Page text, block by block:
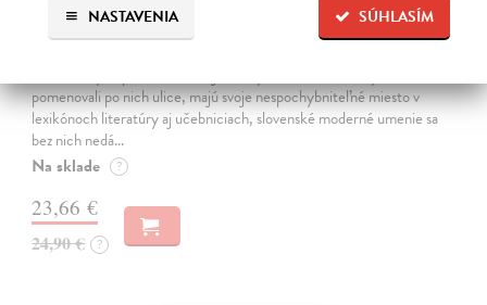
SÚHLASÍM
NASTAVENIA
Studne mútne
pomenovali po nich ulice, majú svoje nespochybniteľné miesto v
lexikónoch literatúry aj učebniciach, slovenské moderné umenie sa
bez nich nedá…
Na sklade ?
23,66 €
24,90 € ?